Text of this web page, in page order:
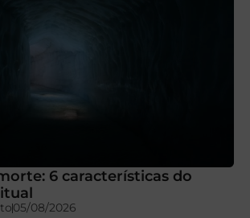
6 características do
05/08/2026